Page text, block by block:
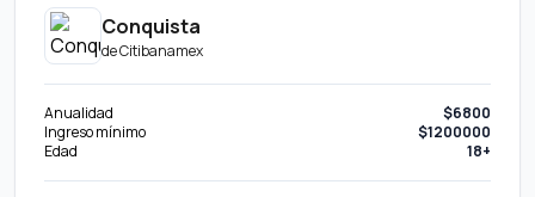
Conquista
deCitibanamex
Anualidad
$6800
Ingreso mínimo
$1200000
Edad
18+